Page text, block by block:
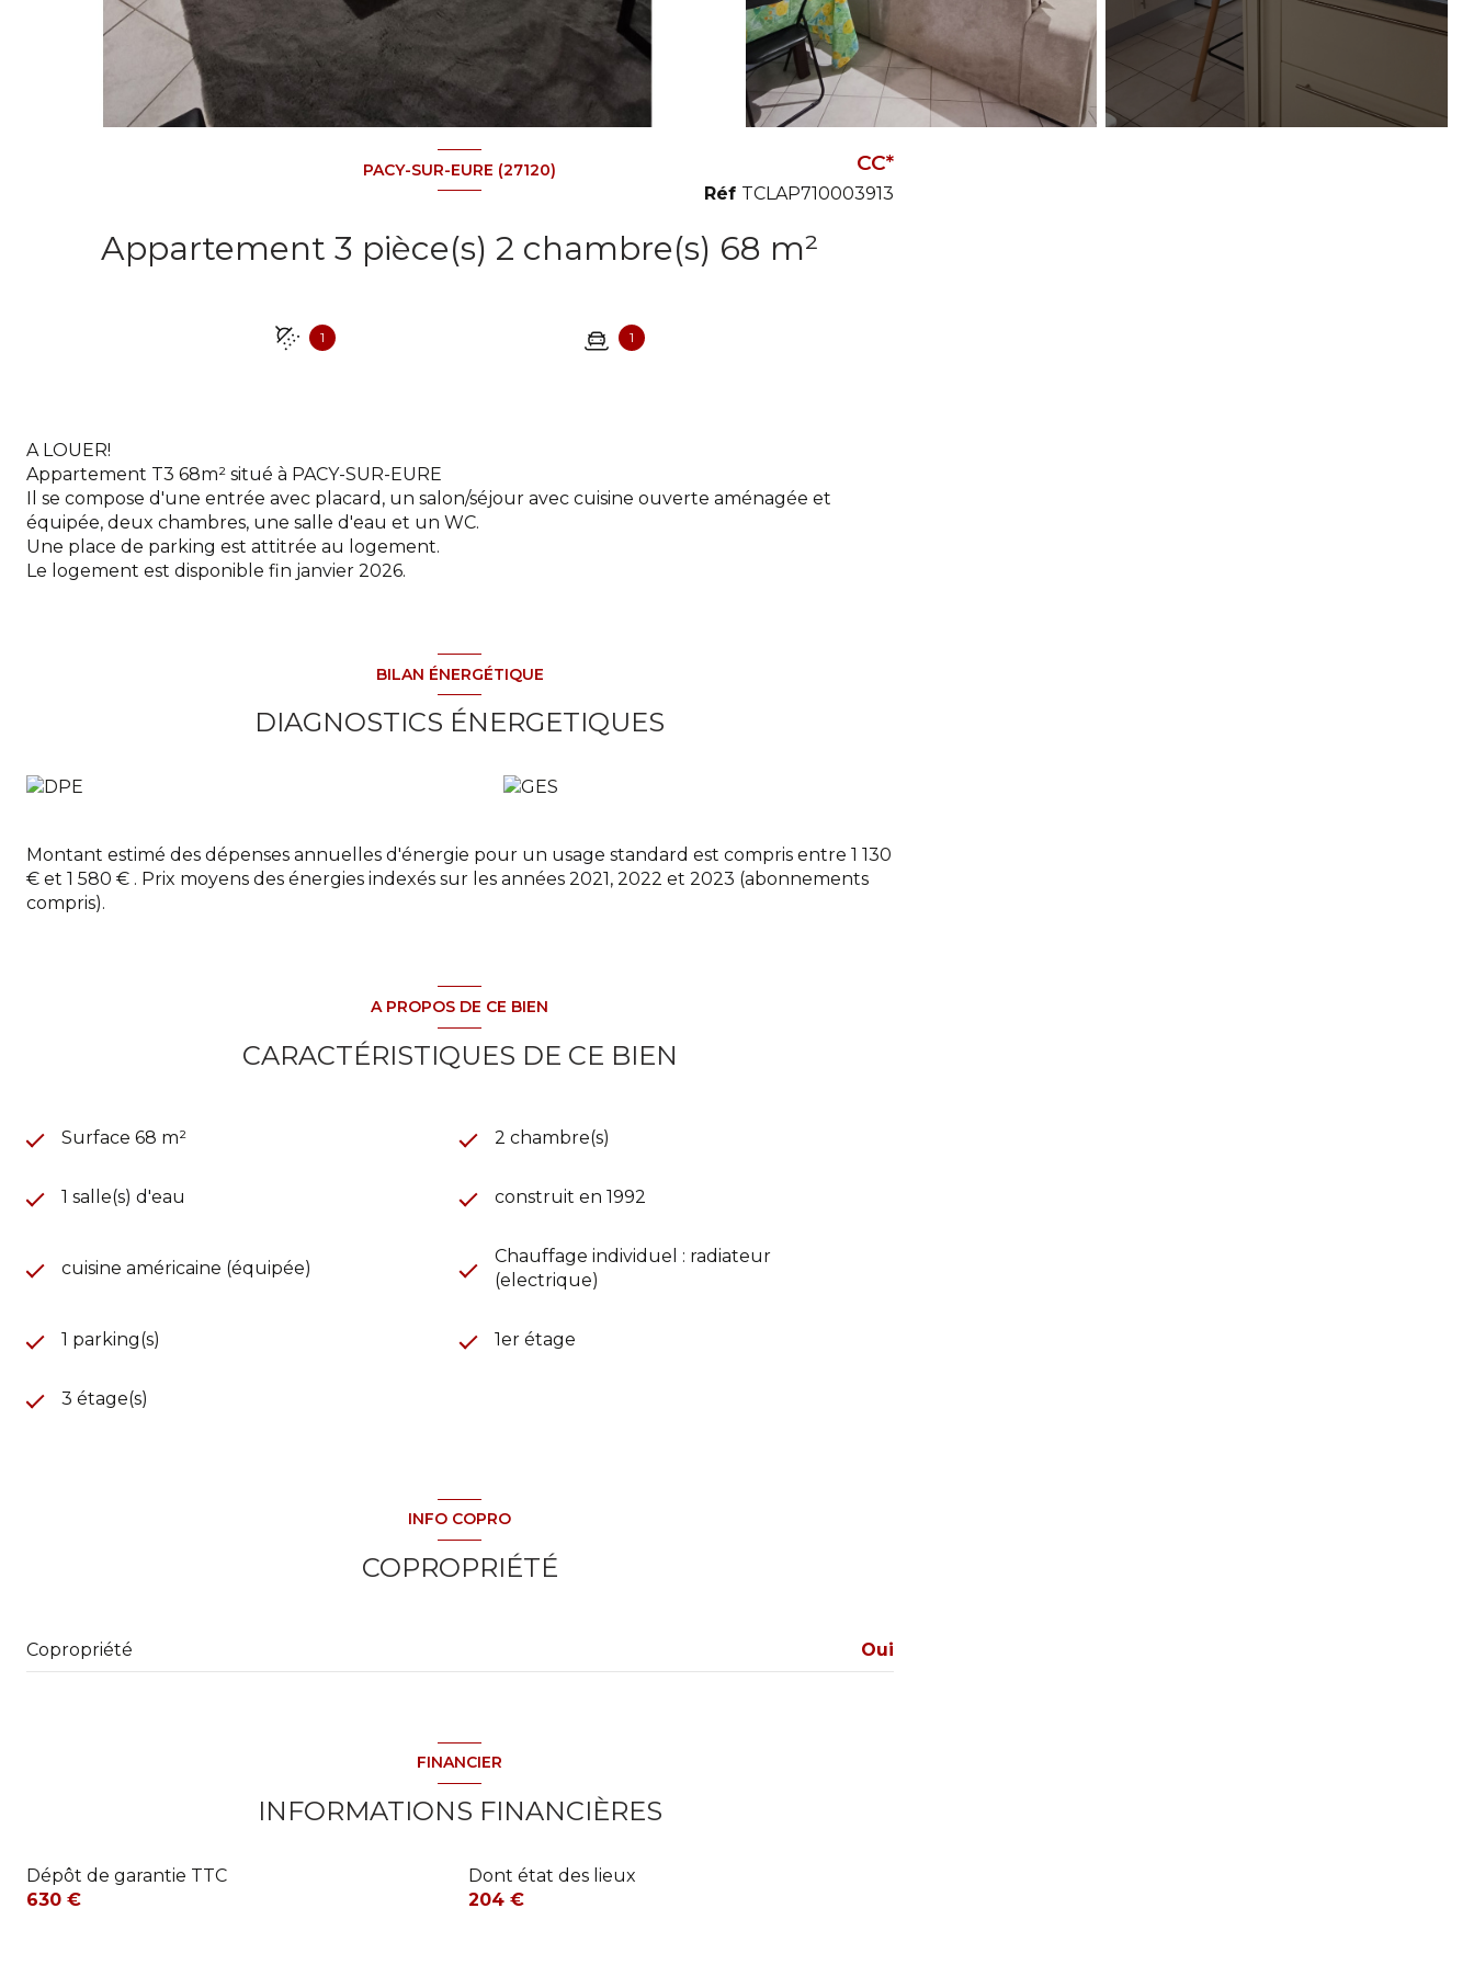
PACY-SUR-EURE (27120)
Appartement 3 pièce(s) 2 chambre(s) 68 m²
1 1
CC*
Réf TCLAP710003913
A LOUER!
Appartement T3 68m² situé à PACY-SUR-EURE
Il se compose d'une entrée avec placard, un salon/séjour avec cuisine ouverte aménagée et
équipée, deux chambres, une salle d'eau et un WC.
Une place de parking est attitrée au logement.
Le logement est disponible fin janvier 2026.
BILAN ÉNERGÉTIQUE
DIAGNOSTICS ÉNERGETIQUES
Montant estimé des dépenses annuelles d'énergie pour un usage standard est compris entre 1 130
€ et 1 580 € . Prix moyens des énergies indexés sur les années 2021, 2022 et 2023 (abonnements
compris).
A PROPOS DE CE BIEN
CARACTÉRISTIQUES DE CE BIEN
Surface 68 m² 2 chambre(s)
1 salle(s) d'eau construit en 1992
cuisine américaine (équipée)
Chauffage individuel : radiateur
(electrique)
1 parking(s) 1er étage
3 étage(s)
INFO COPRO
COPROPRIÉTÉ
Copropriété Oui
FINANCIER
INFORMATIONS FINANCIÈRES
Dont état des lieux
204 €
Dépôt de garantie TTC
630 €